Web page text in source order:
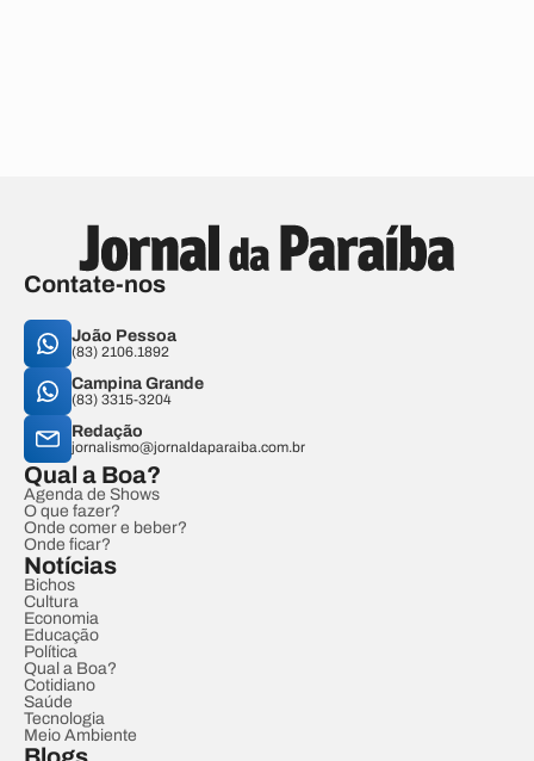
Contate-nos
João Pessoa
(83) 2106.1892
Campina Grande
(83) 3315-3204
Redação
jornalismo@jornaldaparaiba.com.br
Qual a Boa?
Agenda de Shows
O que fazer?
Onde comer e beber?
Onde ficar?
Notícias
Bichos
Cultura
Economia
Educação
Política
Qual a Boa?
Cotidiano
Saúde
Tecnologia
Meio Ambiente